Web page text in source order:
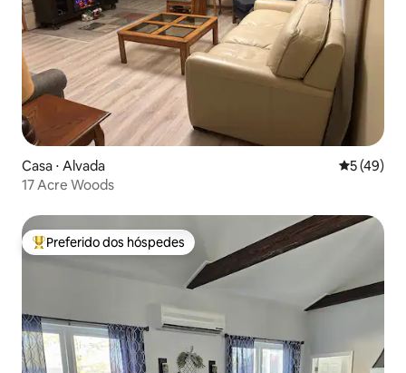
Casa ⋅ Alvada 5 de uma
5 (49)
17 Acre Woods
Entre os melhores preferidos dos hóspedes
Preferido dos hóspedes